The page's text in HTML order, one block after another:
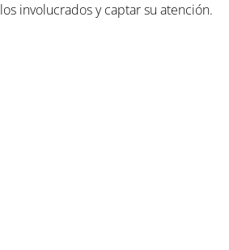
involucrados y captar su atención.